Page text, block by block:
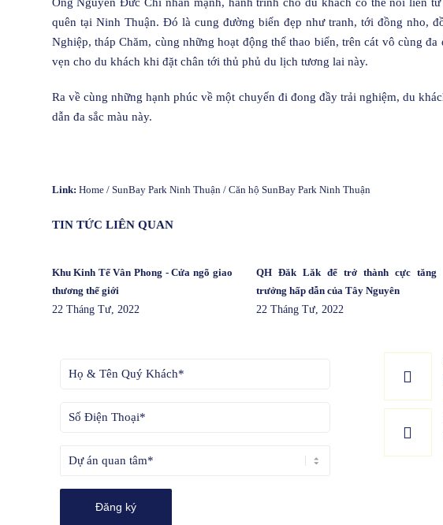
quên tại Ninh Thuận. Đó là cung đường biển đẹp như tranh, tới đồng nho,
Nghiệp, tháp Chăm, cùng những hoạt động thể thao biển, trên cát vô cùng
vẹn cho du khách khi đặt chân tới thủ phủ du lịch tương lai này.
Ra về cùng những hạnh phúc về một chuyến đi đong đầy trải nghiệm, du
dẫn đa sắc màu này.
Link: Home/ SunBay Park Ninh Thuận / Căn hộ SunBay Park Ninh Thuận
TIN TỨC LIÊN QUAN
Khu Kinh Tế Vân Phong - Cửa ngõ giao
thương thế giới
22 Tháng Tư, 2022
QH Đăk Lăk để trở thành cực tăng
trưởng hấp dẫn của Tây Nguyên
22 Tháng Tư, 2022